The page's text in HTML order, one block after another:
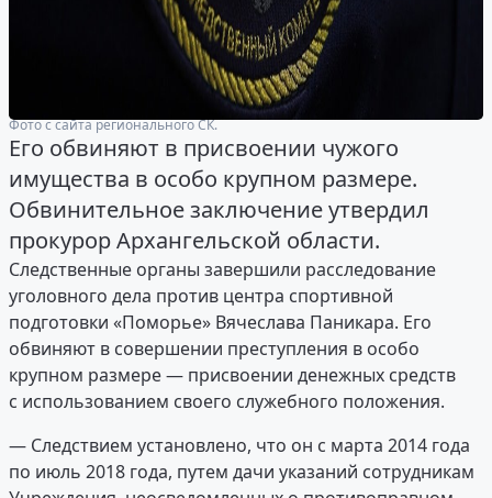
Фото с сайта регионального СК.
Его обвиняют в присвоении чужого
имущества в особо крупном размере.
Обвинительное заключение утвердил
прокурор Архангельской области.
Следственные органы завершили расследование
уголовного дела против центра спортивной
подготовки «Поморье» Вячеслава Паникара. Его
обвиняют в совершении преступления в особо
крупном размере — присвоении денежных средств
с использованием своего служебного положения.
— Следствием установлено, что он с марта 2014 года
по июль 2018 года, путем дачи указаний сотрудникам